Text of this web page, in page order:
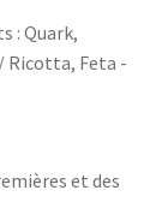
: Quark,
Ricotta, Feta -
et des